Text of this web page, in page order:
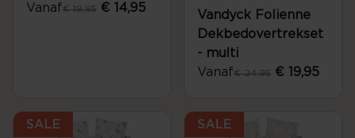
Vanaf€ 19,95 € 14,95
Vandyck Folienne
Dekbedovertrekset
- multi
Vanaf€ 24,95 € 19,95
SALE SALE